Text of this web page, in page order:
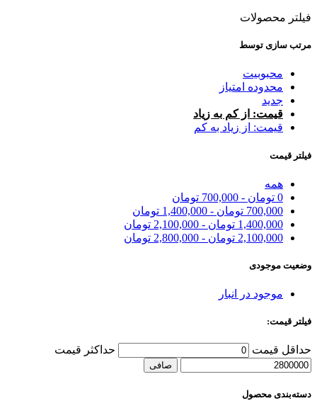
فیلتر محصولات
مرتب سازی توسط
محبوبیت
محدوده امتیاز
جدید
قیمت: از کم به زیاد
قیمت: از زیاد به کم
فیلتر قیمت
همه
0 تومان -
700,000 تومان
700,000 تومان -
1,400,000 تومان
1,400,000 تومان -
2,100,000 تومان
2,100,000 تومان -
2,800,000 تومان
وضعیت‌ موجودی
موجود در انبار
فیلتر قیمت:
حداقل قیمت حداكثر قيمت
صافی
دسته‌بندی محصول